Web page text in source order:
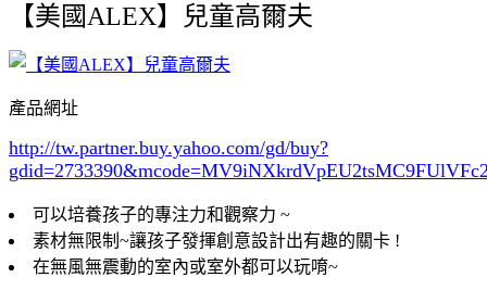
【美國ALEX】兒童高爾夫
產品網址
http://tw.partner.buy.yahoo.com/gd/buy?
gdid=2733390
可以培養孩子的專注力和觀察力 ~
素材無限制~讓孩子發揮創意設計出有趣的關卡 !
在無風無震動的室內或室外都可以玩唷~